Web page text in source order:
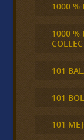
1000 %
1000 %
101
101
101